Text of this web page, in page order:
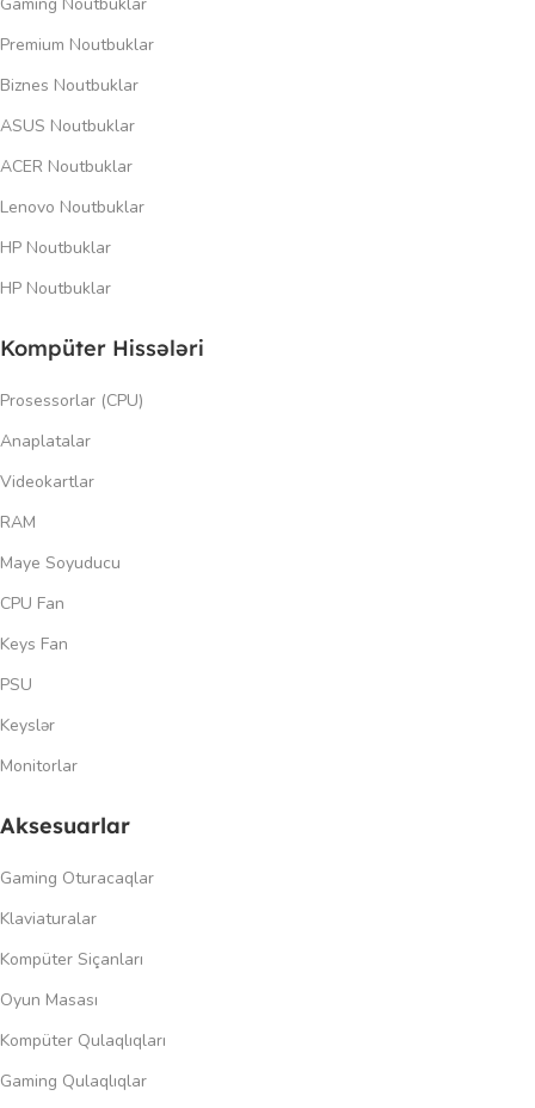
Gaming Noutbuklar
Premium Noutbuklar
Biznes Noutbuklar
ASUS Noutbuklar
ACER Noutbuklar
Lenovo Noutbuklar
HP Noutbuklar
HP Noutbuklar
Kompüter Hissələri
Prosessorlar (CPU)
Anaplatalar
Videokartlar
RAM
Maye Soyuducu
CPU Fan
Keys Fan
PSU
Keyslər
Monitorlar
Aksesuarlar
Gaming Oturacaqlar
Klaviaturalar
Kompüter Siçanları
Oyun Masası
Kompüter Qulaqlıqları
Gaming Qulaqlıqlar